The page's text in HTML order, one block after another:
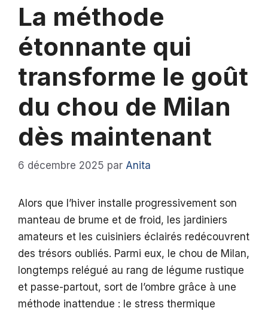
La méthode
étonnante qui
transforme le goût
du chou de Milan
dès maintenant
6 décembre 2025 par Anita
Alors que l’hiver installe progressivement son
manteau de brume et de froid, les jardiniers
amateurs et les cuisiniers éclairés redécouvrent
des trésors oubliés. Parmi eux, le chou de Milan,
longtemps relégué au rang de légume rustique
et passe-partout, sort de l’ombre grâce à une
méthode inattendue : le stress thermique